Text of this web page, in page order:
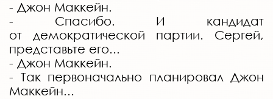
- Джон Маккейн.
- Спасибо. И кандидат
от демократической партии. Сергей,
представьте его...
- Джон Маккейн.
- Так первоначально планировал Джон
Маккейн...